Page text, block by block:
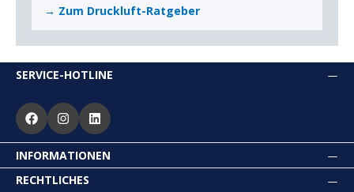
→ Zum Druckluft-Ratgeber
SERVICE-HOTLINE
INFORMATIONEN
RECHTLICHES